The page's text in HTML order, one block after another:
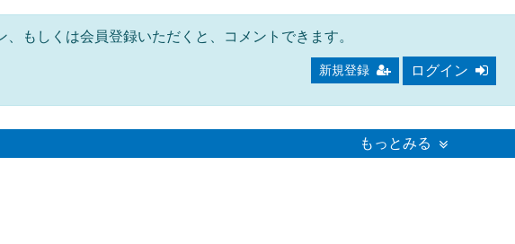
、もしくは会員登録いただくと、コメントできます。
新規登録 ログイン
もっとみる